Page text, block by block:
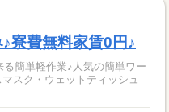
寮費無料家賃0円♪
る簡単軽作業♪人気の簡単ワー
スク・ウェットティッシュ